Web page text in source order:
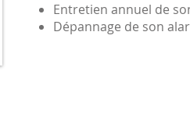
Entretien annuel de
Dépannage de son